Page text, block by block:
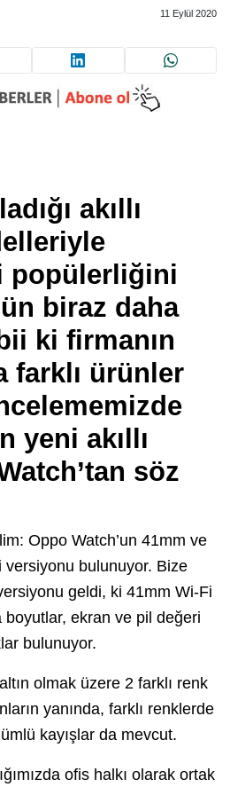
11 Eylül 2020
akıllı
popülerliğini
biraz daha
ki firmanın
farklı ürünler
yeni akıllı
söz
Oppo Watch’un 41mm ve
bulunuyor. Bize
geldi, ki 41mm Wi-Fi
boyutlar, ekran ve pil değeri
bulunuyor.
olmak üzere 2 farklı renk
yanında, farklı renklerde
kayışlar da mevcut.
ofis halkı olarak ortak